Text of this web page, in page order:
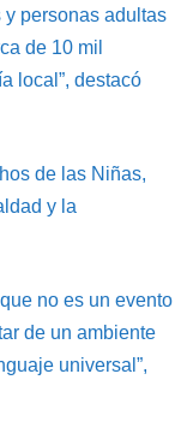
personas adultas
de 10 mil
local”, destacó
de las Niñas,
y la
no es un evento
de un ambiente
universal”,